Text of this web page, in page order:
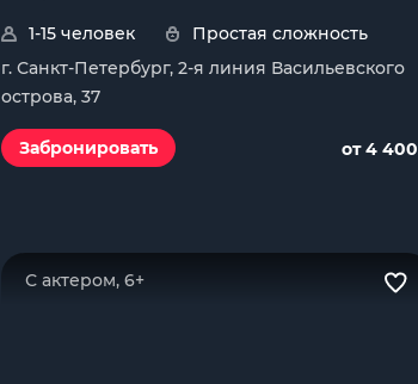
1-15 человек
Простая сложность
г. Санкт-Петербург, 2-я линия Васильевского
острова, 37
Забронировать от 4 400
С актером, 6+